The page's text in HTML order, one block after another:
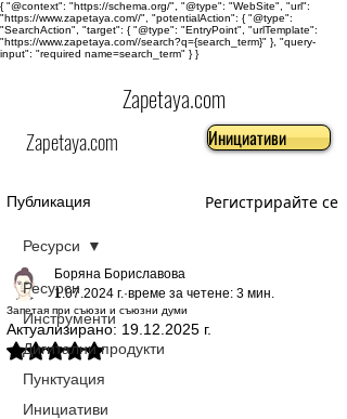
{ "@context": "https://schema.org/", "@type": "WebSite", "url":
"https://www.zapetaya.com//", "potentialAction": { "@type":
"SearchAction", "target": { "@type": "EntryPoint", "urlTemplate":
"https://www.zapetaya.com//search?q={search_term}" }, "query-
input": "required name=search_term" } }
Zapetaya.com
Zapetaya.com Инициативи
Публикация Регистрирайте се
Ресурси
Инструменти
Дигитални продукти
Пунктуация
Инициативи
Ресурси
Запетая при съюзи и съюзни думи
Боряна Бориславова
1.07.2024 г. време за четене: 3 мин.
Актуализирано: 19.12.2025 г.
Оценено с NaN от 5 звезди.